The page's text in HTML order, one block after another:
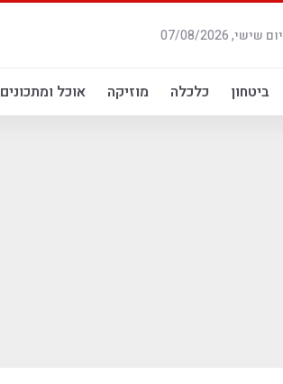
יום שישי, 07/08/2026
ביטחון כלכלה מוזיקה אוכל ומתכונים